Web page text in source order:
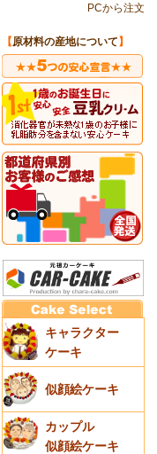
PCから注文
【原材料の産地について 】
キャラクター
ケーキ
似顔絵ケーキ
カップル
似顔絵ケーキ